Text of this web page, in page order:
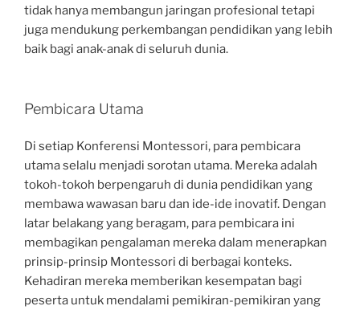
tidak hanya membangun jaringan profesional tetapi
juga mendukung perkembangan pendidikan yang lebih
baik bagi anak-anak di seluruh dunia.
Pembicara Utama
Di setiap Konferensi Montessori, para pembicara
utama selalu menjadi sorotan utama. Mereka adalah
tokoh-tokoh berpengaruh di dunia pendidikan yang
membawa wawasan baru dan ide-ide inovatif. Dengan
latar belakang yang beragam, para pembicara ini
membagikan pengalaman mereka dalam menerapkan
prinsip-prinsip Montessori di berbagai konteks.
Kehadiran mereka memberikan kesempatan bagi
peserta untuk mendalami pemikiran-pemikiran yang